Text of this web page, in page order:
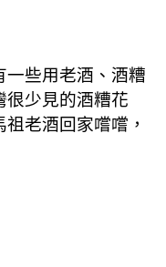
一些用老酒、酒糟
很少見的酒糟花
老酒回家嚐嚐，